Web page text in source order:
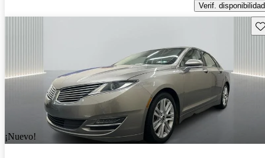
Verif. disponibilidad
¡Nuevo!